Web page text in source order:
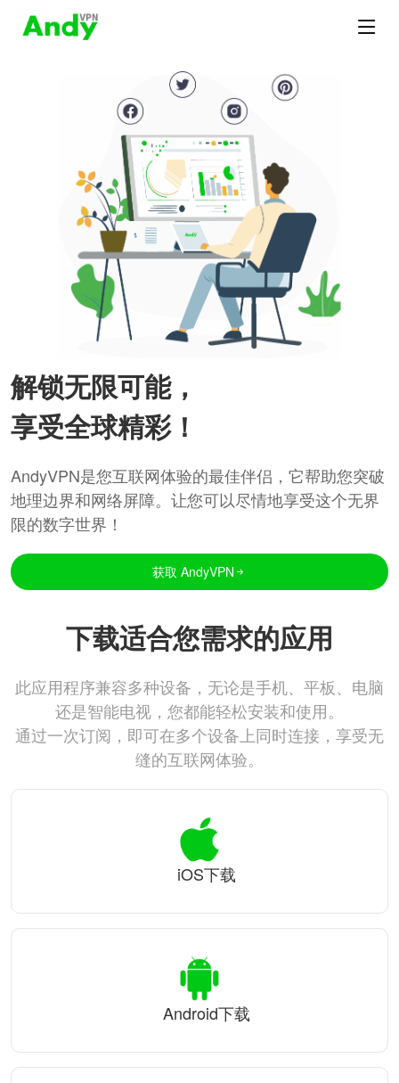
解锁无限可能，
享受全球精彩！
AndyVPN是您互联网体验的最佳伴侣，它帮助您突破
地理边界和网络屏障。让您可以尽情地享受这个无界
限的数字世界！
获取 AndyVPN
下载适合您需求的应用
此应用程序兼容多种设备，无论是手机、平板、电脑
还是智能电视，您都能轻松安装和使用。
通过一次订阅，即可在多个设备上同时连接，享受无
缝的互联网体验。
iOS下载
Android下载